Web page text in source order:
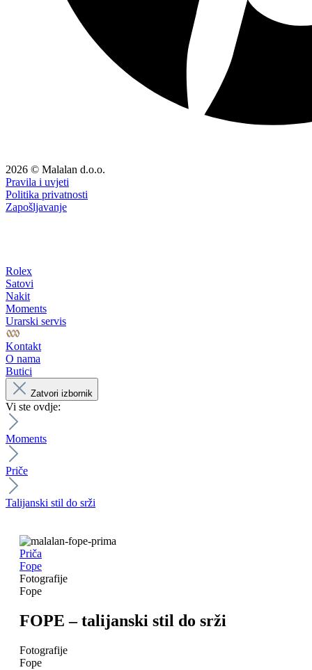
2026 © Malalan d.o.o.
Pravila i uvjeti
Politika privatnosti
Zapošljavanje
Rolex
Satovi
Nakit
Moments
Urarski servis
Kontakt
O nama
Butici
Zatvori izbornik
Vi ste ovdje:
Moments
Priče
Talijanski stil do srži
Priča
Fope
Fotografije
Fope
FOPE – talijanski stil do srži
Fotografije
Fope